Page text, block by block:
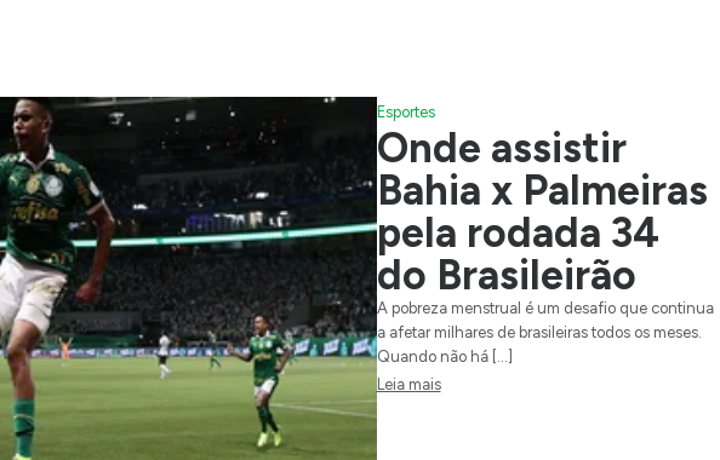
Esportes
Onde assistir
Bahia x Palmeiras
pela rodada 34
do Brasileirão
A pobreza menstrual é um desafio que continua
a afetar milhares de brasileiras todos os meses.
Quando não há […]
Leia mais